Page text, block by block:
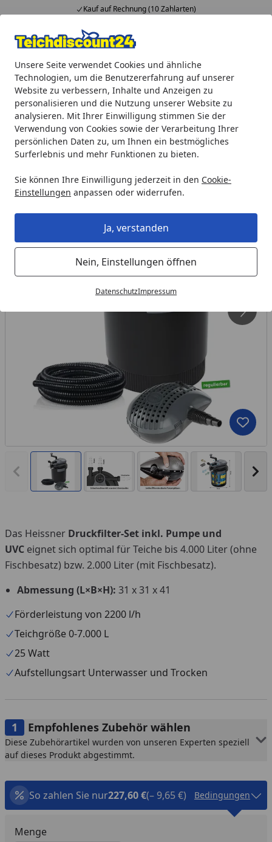
Unsere Seite verwendet Cookies und ähnliche
Technologien, um die Benutzererfahrung auf unserer
Website zu verbessern, Inhalte und Anzeigen zu
personalisieren und die Nutzung unserer Website zu
analysieren. Mit Ihrer Einwilligung stimmen Sie der
Verwendung von Cookies sowie der Verarbeitung Ihrer
persönlichen Daten zu, um Ihnen ein bestmögliches
Surferlebnis und mehr Funktionen zu bieten.
Sie können Ihre Einwilligung jederzeit in den Cookie-
Einstellungen anpassen oder widerrufen.
Ja, verstanden
Nein, Einstellungen öffnen
DatenschutzImpressum
Kauf auf Rechnung (10 Zahlarten)
Alle Produkte
Mein Konto
Suchen
Startseite
Teichprodukte Teichfilter & Teichbelüfter Druckfilter
Heissner SMARTLINE Druckfilter,
7W UVC, mit Pumpe (HLF4000-00) ab
Modell 2021
Vorheriges Bild anzeigen
Das Heissner Druckfilter-Set inkl. Pumpe und
UVC eignet sich optimal für Teiche bis 4.000 Liter (ohne
Fischbesatz) bzw. 2.000 Liter (mit Fischbesatz).
Abmessung (L×B×H): 31 x 31 x 41
Förderleistung von 2200 l/h
Teichgröße 0-7.000 L
25 Watt
Aufstellungsart Unterwasser und Trocken
Empfohlenes Zubehör wählen
Diese Zubehörartikel wurden von unseren Experten speziell
auf dieses Produkt abgestimmt.
So zahlen Sie nur227,60 €(– 9,65 €) Bedingungen
Menge